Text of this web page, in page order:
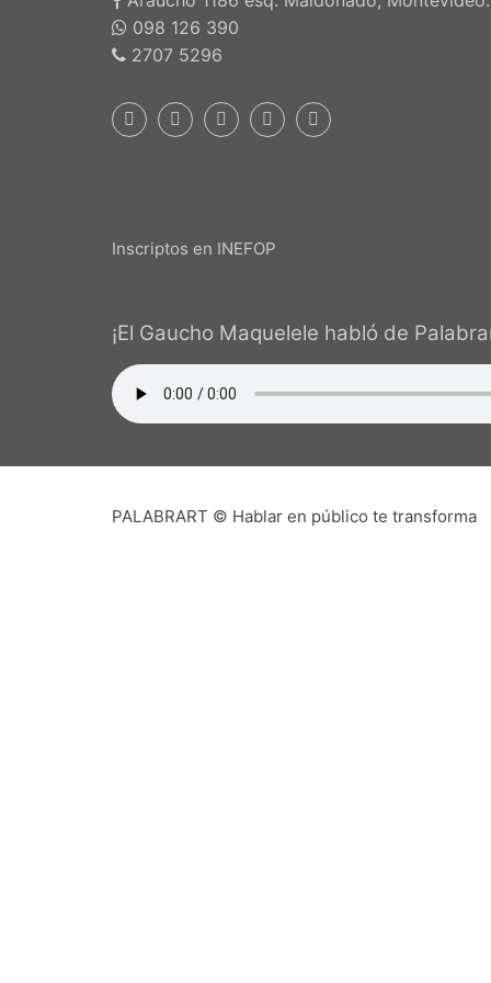
098 126 390
2707 5296
Inscriptos en INEFOP
¡El Gaucho Maquelele habló de
PALABRART © Hablar en público te transforma
Que pudiera existir en una pequeña